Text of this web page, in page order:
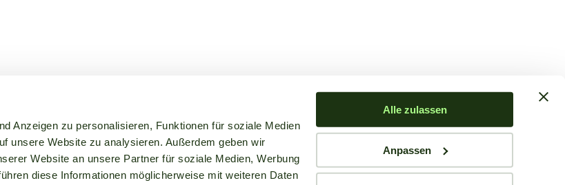
Anzeigen zu personalisieren, Funktionen für soziale Medien
unsere Website zu analysieren. Außerdem geben wir
Website an unsere Partner für soziale Medien, Werbung
diese Informationen möglicherweise mit weiteren Daten
Alle zulassen
Anpassen